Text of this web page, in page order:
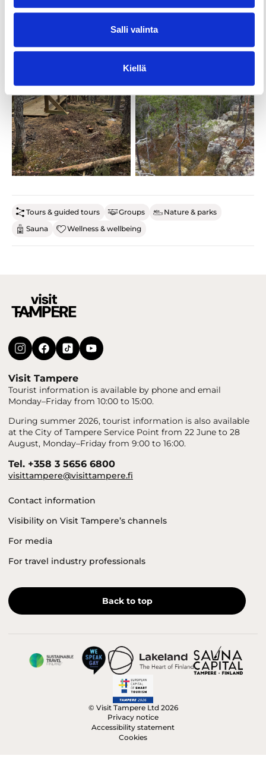
Salli valinta
Kiellä
Tours & guided tours Groups
Nature & parks
Sauna
Wellness & wellbeing
Visit Tampere
Tourist information is available by phone and email
Monday–Friday from 10:00 to 15:00.
During summer 2026, tourist information is also available
at the City of Tampere Service Point from 22 June to 28
August, Monday–Friday from 9:00 to 16:00.
Tel. +358 3 5656 6800
visittampere@visittampere.fi
Contact information
Visibility on Visit Tampere’s channels
For media
For travel industry professionals
Back to top
© Visit Tampere Ltd 2026
Privacy notice
Accessibility statement
Cookies